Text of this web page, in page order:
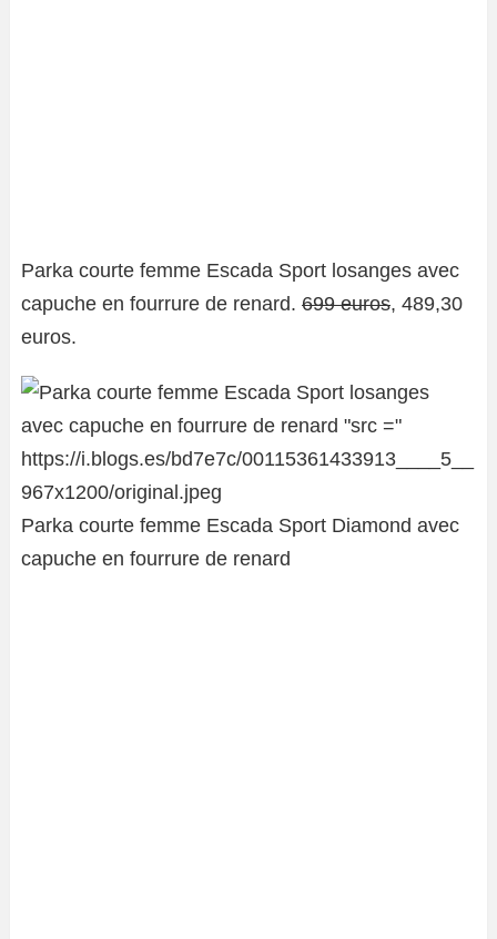
Parka courte femme Escada Sport losanges avec
capuche en fourrure de renard. 699 euros, 489,30
euros.
Parka courte femme Escada Sport Diamond avec
capuche en fourrure de renard